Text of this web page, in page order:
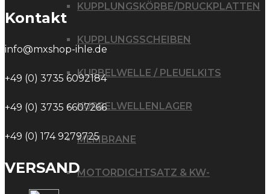
KUPPLUNGSKÖRBE/DRUCKPLATTEN
KUPPLUNGSSCHEIBEN
KURBELWELLE / PLEUELKITS
KURBELWELLENLAGER
MEMBRANE
MOTORDICHTSATZ & KW-
Kontakt
info@mxshop-ihle.de
+49 (0) 3735 6092184
+49 (0) 3735 6607266
+49 (0) 174 9279725
VERSAND